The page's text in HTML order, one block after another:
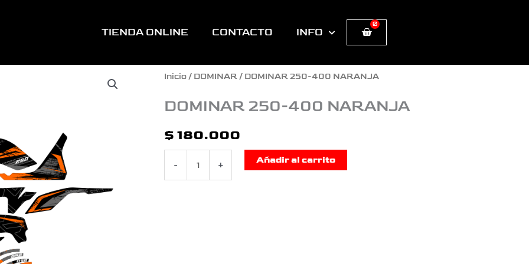
TIENDA ONLINE CONTACTO INFO
0
Cart
Inicio/ DOMINAR/ DOMINAR 250-400 NARANJA
DOMINAR 250-400 NARANJA
$ 180.000
-
DOMINAR
250-
NARANJA
+ Añadir al carrito